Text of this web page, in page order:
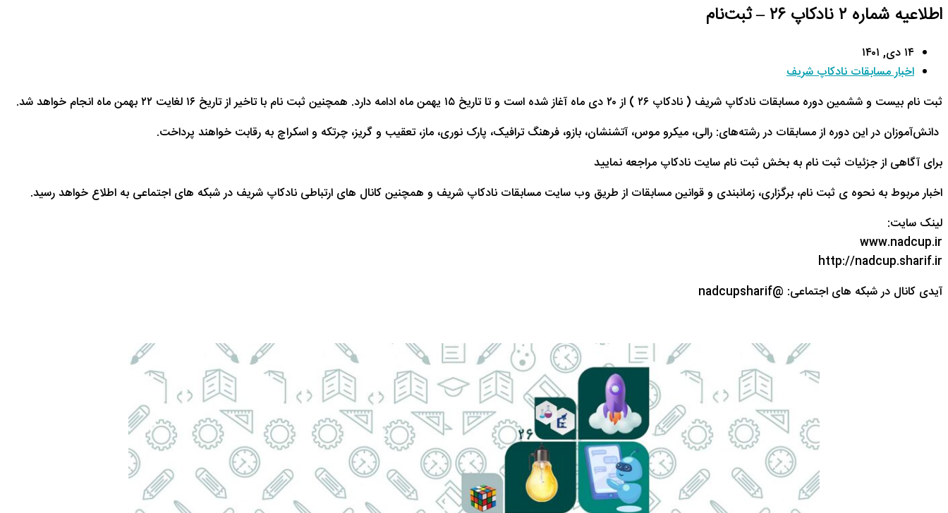
اطلاعیه شماره ۲ نادکاپ ۲۶ – ثبت‌نام
۱۴ دی, ۱۴۰۱
اخبار مسابقات نادکاپ شریف
ثبت نام بیست و ششمین دوره مسابقات نادکاپ شریف ( نادکاپ ۲۶ ) از ۲۰ دی ماه آغاز شده است و تا تاریخ ۱۵ یهمن ماه ادامه دارد. همچنین ثبت نام با تاخیر از تاریخ ۱۶ لغایت ۲۲ بهمن ماه انجام خواهد شد.
دانش‌آموزان در این دوره از مسابقات در رشته‌های: رالی، میکرو موس، آتشنشان، بازو، فرهنگ ترافیک، پارک نوری، ماز، تعقیب و گریز، چرتکه و اسکراچ به رقابت خواهند پرداخت.
برای آگاهی از جزئیات ثبت نام به بخش ثبت نام سایت نادکاپ مراجعه نمایید
اخبار مربوط به نحوه ی ثبت نام، برگزاری، زمانبندی و قوانین مسابقات از طریق وب سایت مسابقات نادکاپ شریف و همچنین کانال های ارتباطی نادکاپ شریف در شبکه های اجتماعی به اطلاع خواهد رسید.
لینک سایت:
www.nadcup.ir
http://nadcup.sharif.ir
آیدی کانال در شبکه های اجتماعی: @nadcupsharif